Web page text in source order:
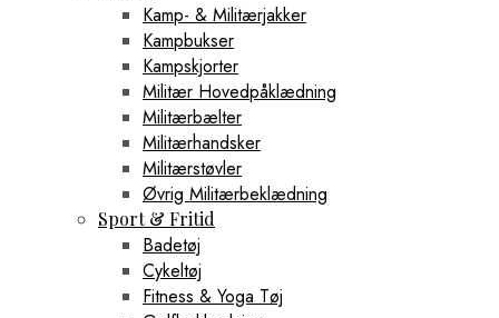
Kamp- & Militærjakker
Kampbukser
Kampskjorter
Militær Hovedpåklædning
Militærbælter
Militærhandsker
Militærstøvler
Øvrig Militærbeklædning
Sport & Fritid
Badetøj
Cykeltøj
Fitness & Yoga Tøj